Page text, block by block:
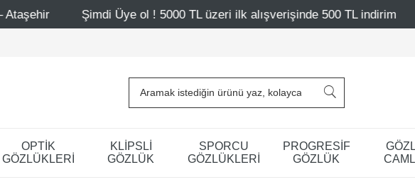
Şimdi Üye ol ! 5000 TL üzeri ilk alışverişinde 500 TL indirim
OPTİK
GÖZLÜKLERİ
KLİPSLİ
GÖZLÜK
SPORCU
GÖZLÜKLERİ
PROGRESİF
GÖZLÜK